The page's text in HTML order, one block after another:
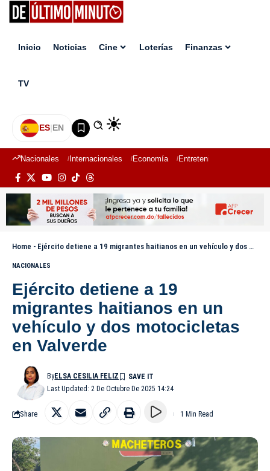
Inicio Noticias Cine Loterías Finanzas
TV
ES|EN
Nacionales Internacionales Economía Entretenimiento
Home - Ejército detiene a 19 migrantes haitianos en un vehículo y dos motocicletas en Valverde
NACIONALES
Ejército detiene a 19
migrantes haitianos en un
vehículo y dos motocicletas
en Valverde
Last Updated: 2 De Octubre De 2025 14:24
ByELSA CESILIA FELIZ
Share 1 Min Read